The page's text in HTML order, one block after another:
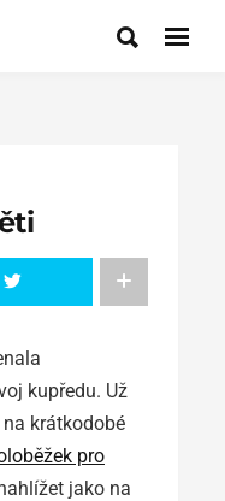
kupředu. Už
krátkodobé
pro
jako na